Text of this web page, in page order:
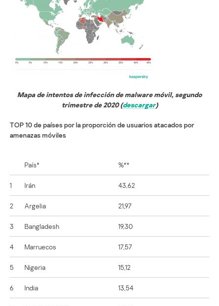
Mapa de intentos de infección de malware móvil, segundo
trimestre de 2020 (descargar)
TOP 10 de países por la proporción de usuarios atacados por
amenazas móviles
País* %**
1 Irán 43,62
2 Argelia 21,97
3 Bangladesh 19,30
4 Marruecos 17,57
5 Nigeria 15,12
6 India 13,54